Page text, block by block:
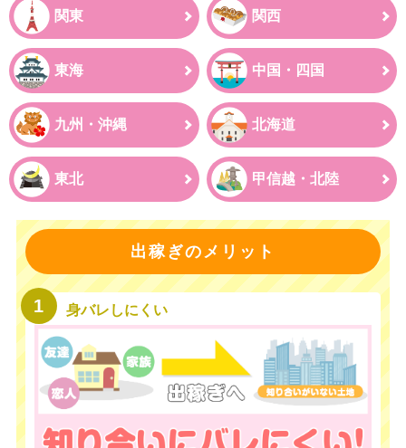
関東 関西
東海 中国・四国
九州・沖縄 北海道
東北 甲信越・北陸
出稼ぎのメリット
身バレしにくい